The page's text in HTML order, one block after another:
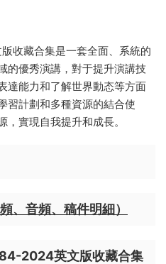
收藏合集是一套全面、系統的
的優秀演講，對于提升演講技
達能力和了解世界動态等方面
習計劃和多種資源的結合使
實現自我提升和成長。
、音頻、稿件明細）
2024英文版收藏合集